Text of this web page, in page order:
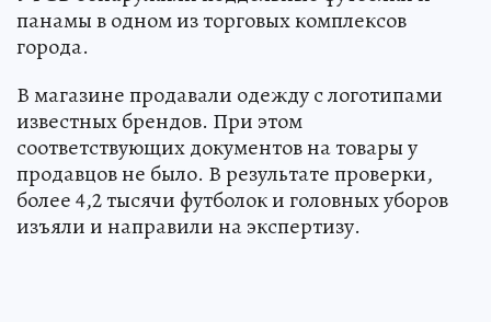
панамы в одном из торговых комплексов
города.
В магазине продавали одежду с логотипами
известных брендов. При этом
соответствующих документов на товары у
продавцов не было. В результате проверки,
более 4,2 тысячи футболок и головных уборов
изъяли и направили на экспертизу.